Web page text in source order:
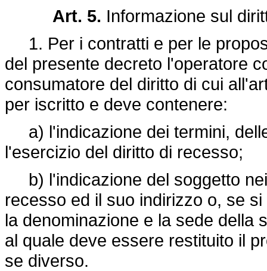
Art. 5. Informazione sul
1. Per i contratti e per le
del presente decreto l'operatore
consumatore del diritto di cui
per iscritto e deve contenere:
a) l'indicazione dei termini,
l'esercizio del diritto di recesso;
b) l'indicazione del soggetto
recesso ed il suo indirizzo o, se
la denominazione e la sede della
al quale deve essere restituito il
se diverso.